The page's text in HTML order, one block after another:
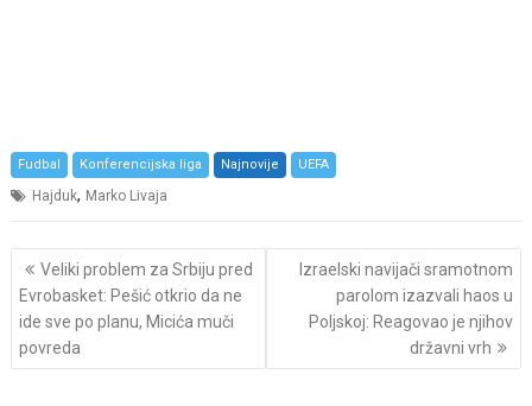
Fudbal Konferencijska liga Najnovije UEFA
Hajduk, Marko Livaja
Post
navigation
Veliki problem za Srbiju pred
Evrobasket: Pešić otkrio da ne
ide sve po planu, Micića muči
povreda
Izraelski navijači sramotnom
parolom izazvali haos u
Poljskoj: Reagovao je njihov
državni vrh